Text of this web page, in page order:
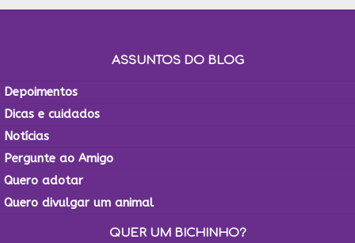
ASSUNTOS DO BLOG
Depoimentos
Dicas e cuidados
Notícias
Pergunte ao Amigo
Quero adotar
Quero divulgar um animal
QUER UM BICHINHO?